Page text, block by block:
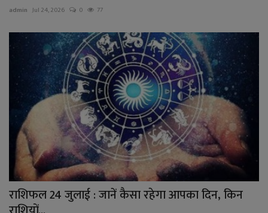
admin Jul 24, 2026 0 77
राशिफल 24 जुलाई : जानें कैसा रहेगा आपका दिन, किन